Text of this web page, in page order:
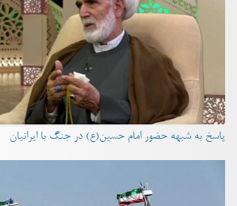
پاسخ به شبهه حضور امام حسین(ع) در جنگ با ایرانیان